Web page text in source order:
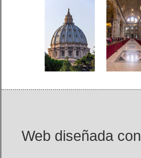
Web diseñada con